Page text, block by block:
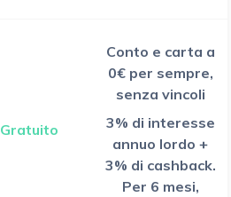
Gratuito
Conto e carta a
0€ per sempre,
senza vincoli
3% di interesse
annuo lordo +
3% di cashback.
Per 6 mesi,